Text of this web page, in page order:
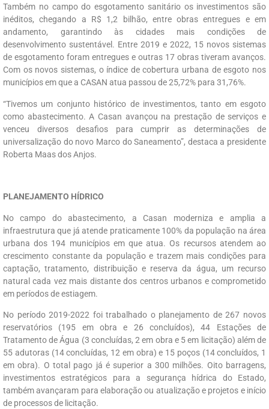
Também no campo do esgotamento sanitário os investimentos são
inéditos, chegando a R$ 1,2 bilhão, entre obras entregues e em
andamento, garantindo às cidades mais condições de
desenvolvimento sustentável. Entre 2019 e 2022, 15 novos sistemas
de esgotamento foram entregues e outras 17 obras tiveram avanços.
Com os novos sistemas, o índice de cobertura urbana de esgoto nos
municípios em que a CASAN atua passou de 25,72% para 31,76%.
“Tivemos um conjunto histórico de investimentos, tanto em esgoto
como abastecimento. A Casan avançou na prestação de serviços e
venceu diversos desafios para cumprir as determinações de
universalização do novo Marco do Saneamento”, destaca a presidente
Roberta Maas dos Anjos.
PLANEJAMENTO HÍDRICO
No campo do abastecimento, a Casan moderniza e amplia a
infraestrutura que já atende praticamente 100% da população na área
urbana dos 194 municípios em que atua. Os recursos atendem ao
crescimento constante da população e trazem mais condições para
captação, tratamento, distribuição e reserva da água, um recurso
natural cada vez mais distante dos centros urbanos e comprometido
em períodos de estiagem.
No período 2019-2022 foi trabalhado o planejamento de 267 novos
reservatórios (195 em obra e 26 concluídos), 44 Estações de
Tratamento de Água (3 concluídas, 2 em obra e 5 em licitação) além de
55 adutoras (14 concluídas, 12 em obra) e 15 poços (14 concluídos, 1
em obra). O total pago já é superior a 300 milhões. Oito barragens,
investimentos estratégicos para a segurança hídrica do Estado,
também avançaram para elaboração ou atualização e projetos e início
de processos de licitação.